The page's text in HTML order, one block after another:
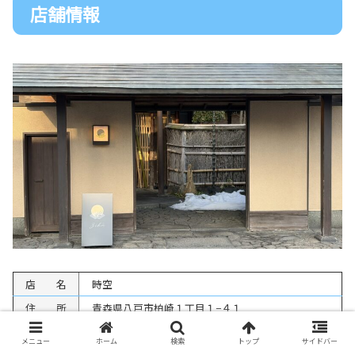
店舗情報
店 名
時空
住 所
青森県八戸市柏崎１丁目１−４１
営業時間
10:00～17:30
メニュー ホーム 検索 トップ サイドバー